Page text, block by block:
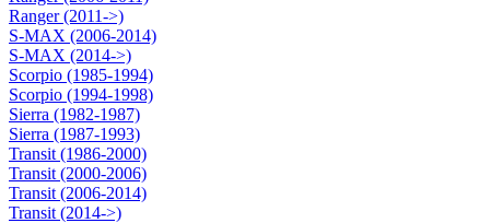
Ranger (2011->)
S-MAX (2006-2014)
S-MAX (2014->)
Scorpio (1985-1994)
Scorpio (1994-1998)
Sierra (1982-1987)
Sierra (1987-1993)
Transit (1986-2000)
Transit (2000-2006)
Transit (2006-2014)
Transit (2014->)